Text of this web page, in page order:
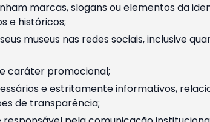
marcas, slogans ou elementos da
e históricos;
museus nas redes sociais, inclusive
caráter promocional;
e estritamente informativos,
de transparência;